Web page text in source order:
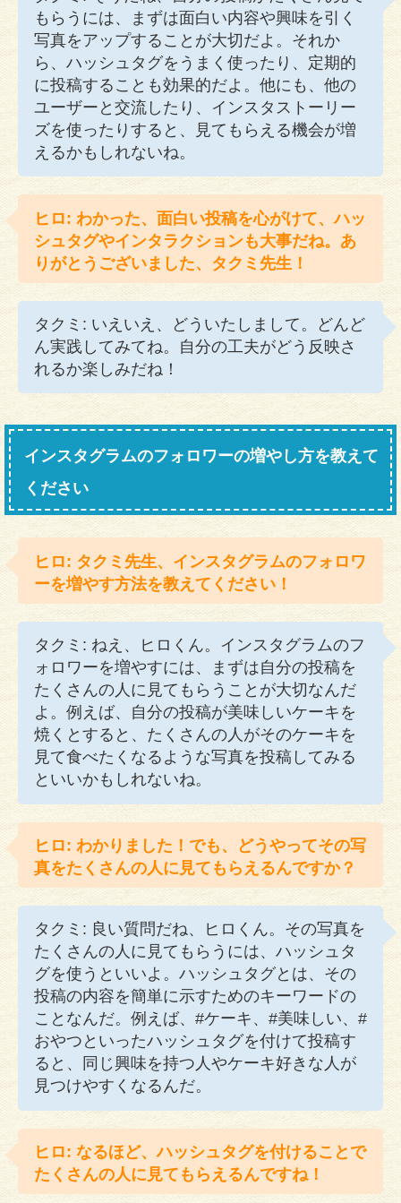
もらうには、まずは面白い内容や興味を引く
写真をアップすることが大切だよ。それか
ら、ハッシュタグをうまく使ったり、定期的
に投稿することも効果的だよ。他にも、他の
ユーザーと交流したり、インスタストーリー
ズを使ったりすると、見てもらえる機会が増
えるかもしれないね。
ヒロ: わかった、面白い投稿を心がけて、ハッ
シュタグやインタラクションも大事だね。あ
りがとうございました、タクミ先生！
タクミ: いえいえ、どういたしまして。どんど
ん実践してみてね。自分の工夫がどう反映さ
れるか楽しみだね！
インスタグラムのフォロワーの増やし方を教えて
ください
ヒロ: タクミ先生、インスタグラムのフォロワ
ーを増やす方法を教えてください！
タクミ: ねえ、ヒロくん。インスタグラムのフ
ォロワーを増やすには、まずは自分の投稿を
たくさんの人に見てもらうことが大切なんだ
よ。例えば、自分の投稿が美味しいケーキを
焼くとすると、たくさんの人がそのケーキを
見て食べたくなるような写真を投稿してみる
といいかもしれないね。
ヒロ: わかりました！でも、どうやってその写
真をたくさんの人に見てもらえるんですか？
タクミ: 良い質問だね、ヒロくん。その写真を
たくさんの人に見てもらうには、ハッシュタ
グを使うといいよ。ハッシュタグとは、その
投稿の内容を簡単に示すためのキーワードの
ことなんだ。例えば、#ケーキ、#美味しい、#
おやつといったハッシュタグを付けて投稿す
ると、同じ興味を持つ人やケーキ好きな人が
見つけやすくなるんだ。
ヒロ: なるほど、ハッシュタグを付けることで
たくさんの人に見てもらえるんですね！